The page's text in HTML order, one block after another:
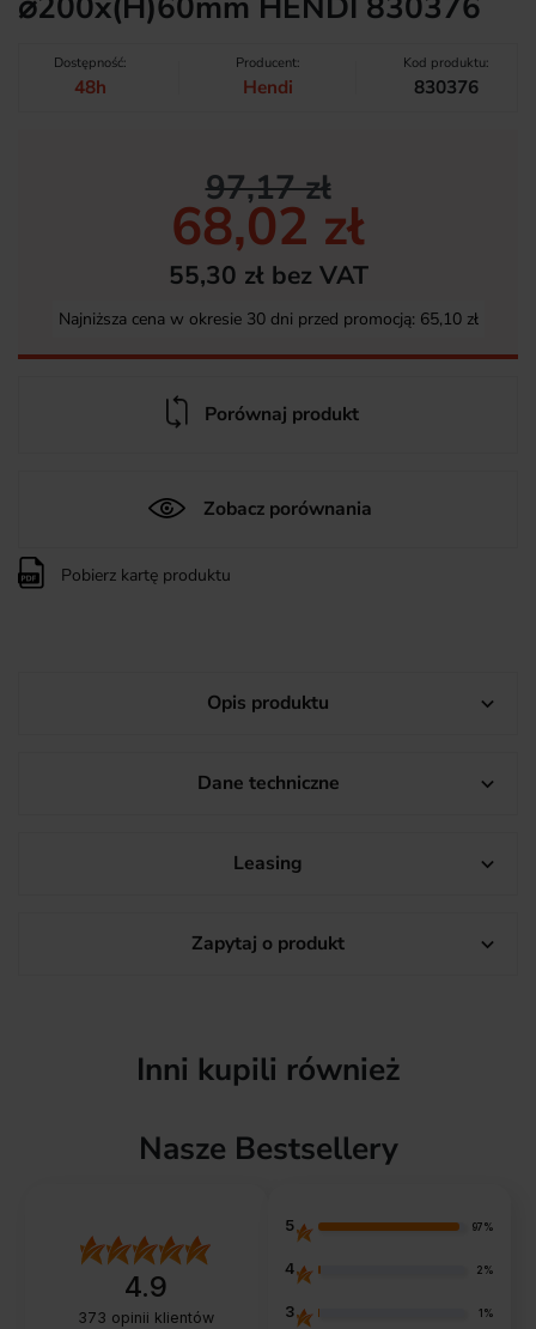
Dostępność:
48h
Producent:
Hendi
Kod produktu:
830376
97,17 zł
68,02 zł
55,30 zł bez VAT
Najniższa cena w okresie 30 dni przed promocją: 65,10 zł
Porównaj produkt
Zobacz porównania
Pobierz kartę produktu
Opis produktu 
Dane techniczne 
Leasing 
Zapytaj o produkt 
Inni kupili również
Nasze Bestsellery
4.9
373 opinii klientów
5 97%
4 2%
3 1%